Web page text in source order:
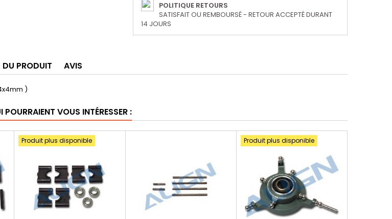
POLITIQUE RETOURS
SATISFAIT OU REMBOURSÉ - RETOUR ACCEPTÉ DURANT
14 JOURS
DU PRODUIT AVIS
)
VOUS INTÉRESSER :
Produit plus disponible Produit plus disponible